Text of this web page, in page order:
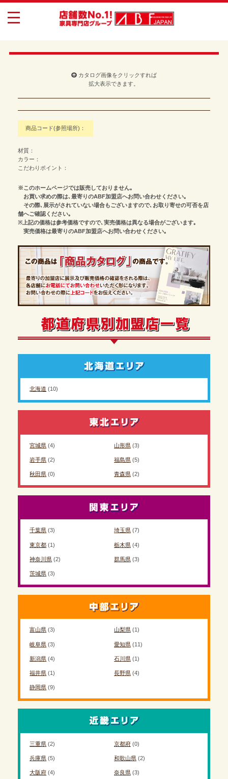
toggle
navigation
カタログ画像をクリックすれば
拡大表示できます。
商品コード(参照場所)：
材質：
カラー：
こだわりポイント：
※このホームページでは販売しておりません｡
お買い求めの際は､最寄りのABF加盟店へお問い合わせください｡
その際､展示がされていない場合もございますので､お取り寄せの可否を店
舗へご確認ください｡
※上記の価格は参考価格ですので､実売価格は異なる場合がございます｡
実売価格は最寄りのABF加盟店へお問い合わせください｡
北海道 (10)
宮城県 (4) 山形県(3)
岩手県 (2) 福島県(5)
秋田県 (0) 青森県(2)
千葉県 (3) 埼玉県(7)
東京都 (1) 栃木県(4)
神奈川県 (2) 群馬県(3)
茨城県 (3)
富山県 (3) 山梨県(1)
岐阜県 (3) 愛知県(11)
新潟県 (4) 石川県(1)
福井県 (1) 長野県(4)
静岡県 (9)
三重県 (2) 京都府(0)
兵庫県 (5) 和歌山県(2)
大阪府 (4) 奈良県(3)